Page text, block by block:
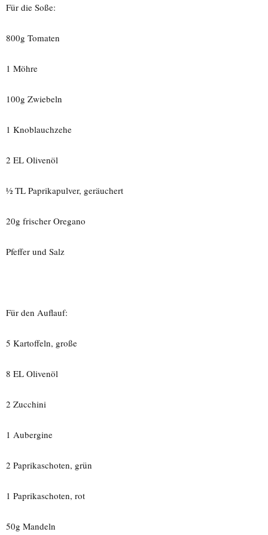
Für die Soße:
800g Tomaten
1 Möhre
100g Zwiebeln
1 Knoblauchzehe
2 EL Olivenöl
½ TL Paprikapulver, geräuchert
20g frischer Oregano
Pfeffer und Salz
Für den Auflauf:
5 Kartoffeln, große
8 EL Olivenöl
2 Zucchini
1 Aubergine
2 Paprikaschoten, grün
1 Paprikaschoten, rot
50g Mandeln